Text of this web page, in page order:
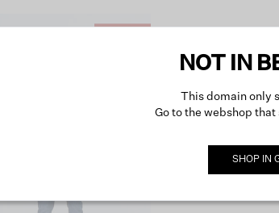
NOT IN
This domain only
Go to the webshop
SHOP IN